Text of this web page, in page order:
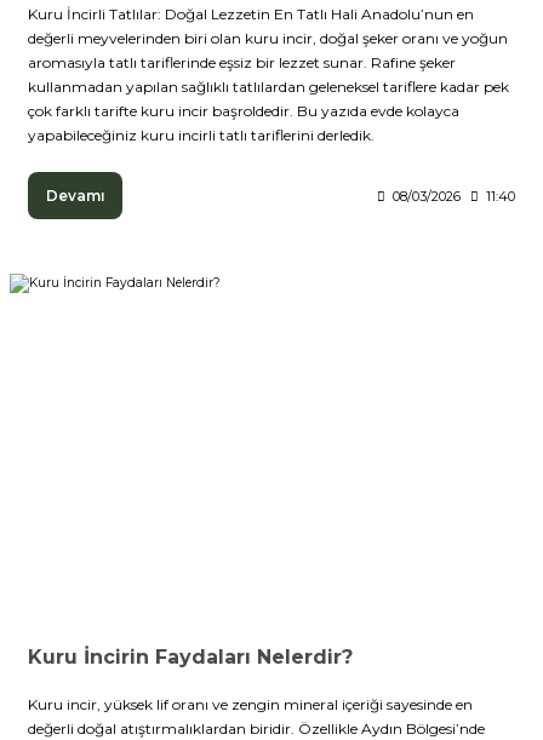
Kuru İncirli Tatlılar: Doğal Lezzetin En Tatlı Hali Anadolu’nun en
değerli meyvelerinden biri olan kuru incir, doğal şeker oranı ve yoğun
aromasıyla tatlı tariflerinde eşsiz bir lezzet sunar. Rafine şeker
kullanmadan yapılan sağlıklı tatlılardan geleneksel tariflere kadar pek
çok farklı tarifte kuru incir başroldedir. Bu yazıda evde kolayca
yapabileceğiniz kuru incirli tatlı tariflerini derledik.
Devamı 08/03/2026 11:40
Kuru İncirin Faydaları Nelerdir?
Kuru incir, yüksek lif oranı ve zengin mineral içeriği sayesinde en
değerli doğal atıştırmalıklardan biridir. Özellikle Aydın Bölgesi’nde